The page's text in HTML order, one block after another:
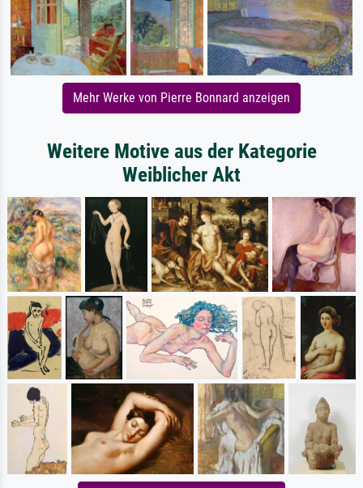
Mehr Werke von Pierre Bonnard anzeigen
Weitere Motive aus der Kategorie
Weiblicher Akt